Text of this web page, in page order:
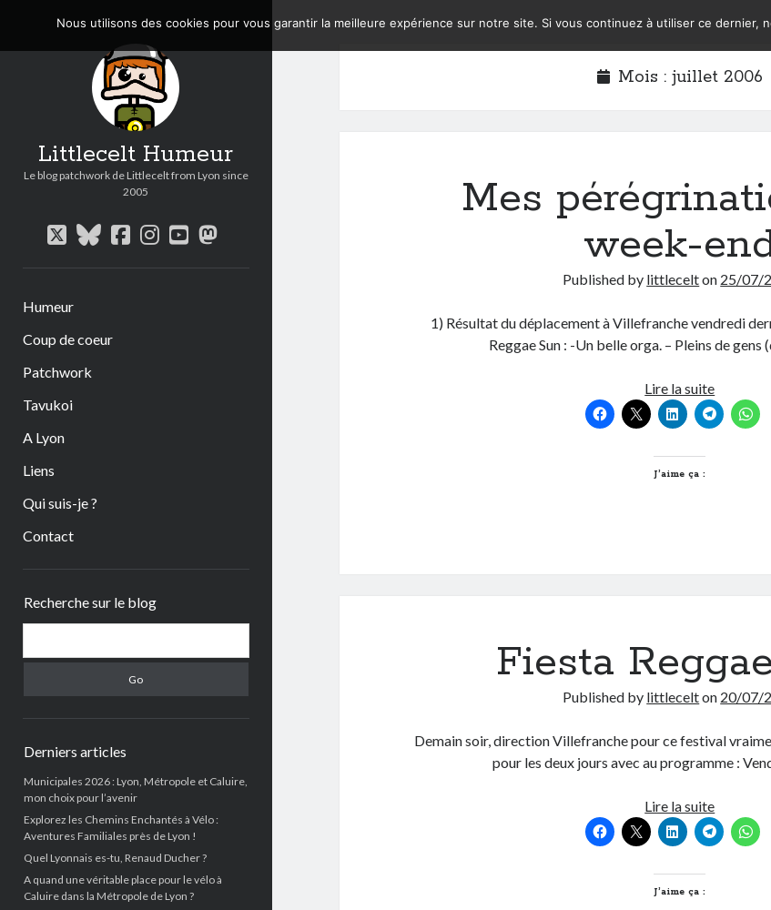
Littlecelt Humeur
Le blog patchwork de Littlecelt from Lyon since
2005
twitterbluesky
facebook
instagram
youtube
mastodon
Humeur
Coup de coeur
Patchwork
Tavukoi
A Lyon
Liens
Qui suis-je ?
Contact
Recherche sur le blog
Derniers articles
Municipales 2026 : Lyon, Métropole et Caluire,
mon choix pour l’avenir
Explorez les Chemins Enchantés à Vélo :
Aventures Familiales près de Lyon !
Quel Lyonnais es-tu, Renaud Ducher ?
A quand une véritable place pour le vélo à
Caluire dans la Métropole de Lyon ?
Mois : juillet 2006
Mes
week-
Published by littlecelton 25/07/
1) Résultat du déplacement à Villefranche vendredi
Reggae Sun : -Un belle orga. – Pleins de gens
Lire la suiteMes
du
J’aime ça :
Fiesta
Published by littlecelton 20/07/
Demain soir, direction Villefranche pour ce festival
pour les deux jours avec au programme :
Lire la suiteFiesta
Reggae
Sun
J’aime ça :
Nous utilisons des cookies pour vous garantir la meilleure expérience sur notre site. Si vous continuez à utiliser ce dernier,